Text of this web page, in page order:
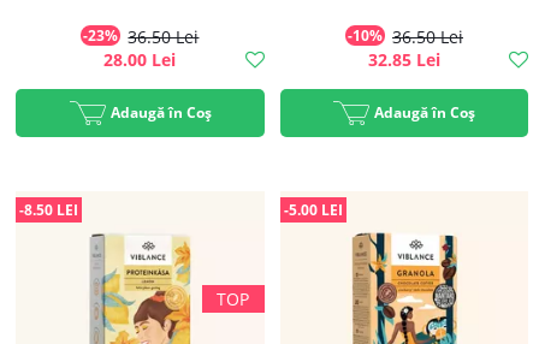
-23% 36.50 Lei
28.00 Lei
Adaugă în Coș
-10% 36.50 Lei
32.85 Lei
Adaugă în Coș
-8.50 LEI -5.00 LEI